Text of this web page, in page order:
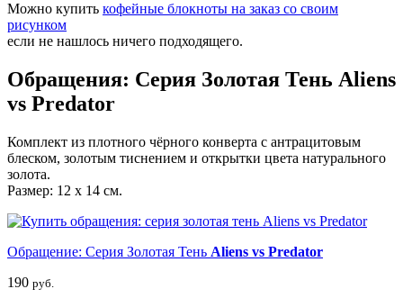
Можно купить кофейные блокноты на заказ со своим
рисунком
если не нашлось ничего подходящего.
Обращения: Серия Золотая Тень Aliens
vs Predator
Комплект из плотного чёрного конверта с антрацитовым
блеском, золотым тиснением и открытки цвета натурального
золота.
Размер: 12 х 14 см.
Обращение: Серия Золотая Тень Aliens vs Predator
190 руб.